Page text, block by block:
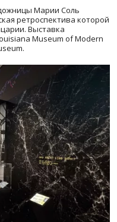
Марии Соль
ретроспектива которой
Выставка
Museum of Modern